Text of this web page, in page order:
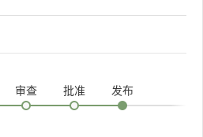
审查 批准 发布